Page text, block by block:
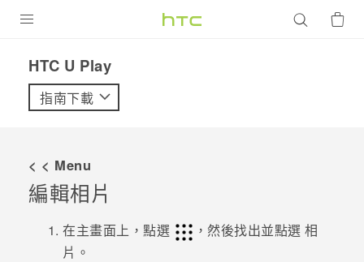
VIVE
配件
HTC U Play‎
指南下載
< < Menu
編輯相片
在主畫面上，點選 ，然後找出並點選 相
片 。